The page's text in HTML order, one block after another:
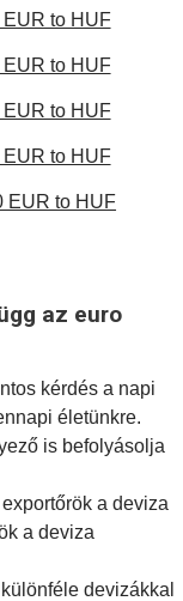
to HUF
to HUF
to HUF
to HUF
EUR to HUF
az euro
kérdés a napi
életünkre.
is befolyásolja
a deviza
a deviza
devizákkal